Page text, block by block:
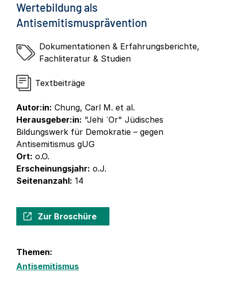
Wertebildung als
Antisemitismusprävention
Dokumentationen & Erfahrungsberichte,
Fachliteratur & Studien
Textbeiträge
Autor:in: Chung, Carl M. et al.
Herausgeber:in: "Jehi ˈOr" Jüdisches
Bildungswerk für Demokratie – gegen
Antisemitismus gUG
Ort: o.O.
Erscheinungsjahr: o.J.
Seitenanzahl: 14
Zur Broschüre
Themen:
Antisemitismus